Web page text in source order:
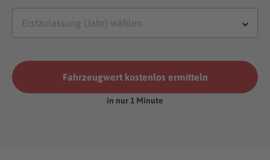
Fahrzeugwert kostenlos ermitteln
in nur 1 Minute